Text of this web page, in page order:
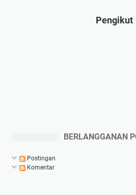
Pengikut
BERLANGGANAN
Postingan
Komentar